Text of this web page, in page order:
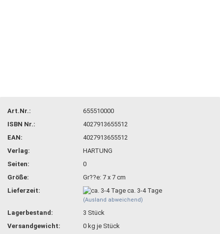
Art.Nr.:
655510000
ISBN Nr.:
4027913655512
EAN:
4027913655512
Verlag:
HARTUNG
Seiten:
0
Größe:
Gr??e: 7 x 7 cm
Lieferzeit:
ca. 3-4 Tage
(Ausland abweichend)
Lagerbestand: 3 Stück
Versandgewicht:
0 kg je Stück